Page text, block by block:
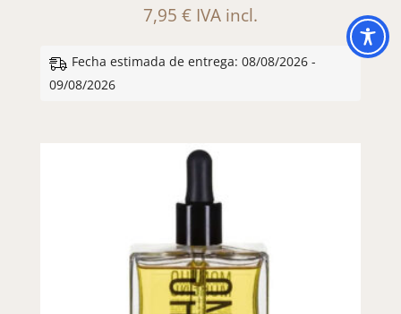
7,95 € IVA incl.
Fecha estimada de entrega: 08/08/2026 -
09/08/2026